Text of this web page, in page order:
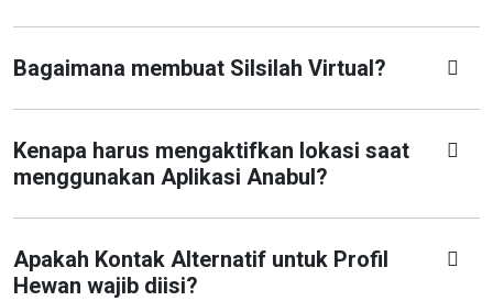
Bagaimana membuat Silsilah Virtual?
Kenapa harus mengaktifkan lokasi saat
menggunakan Aplikasi Anabul?
Apakah Kontak Alternatif untuk Profil
Hewan wajib diisi?